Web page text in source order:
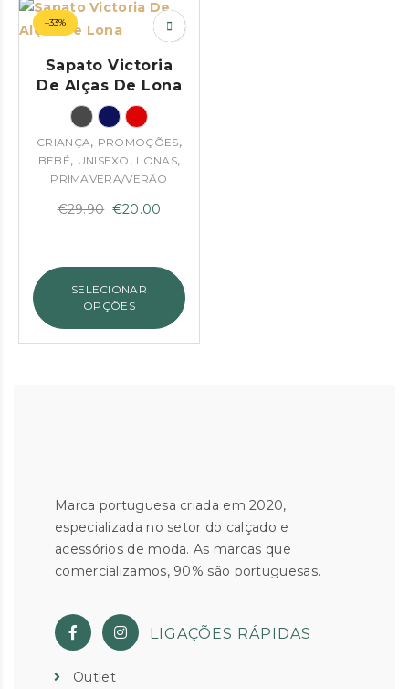
–33%
Sapato Victoria
De Alças De Lona
CRIANÇA, PROMOÇÕES,
BEBÉ, UNISEXO , LONAS,
PRIMAVERA/VERÃO
€29.90 O
€29.90.
€20.00
é:
€20.00.
SELECIONAR
OPÇÕES
Marca portuguesa criada em 2020,
especializada no setor do calçado e
acessórios de moda. As marcas que
comercializamos, 90% são portuguesas.
LIGAÇÕES RÁPIDAS
Outlet